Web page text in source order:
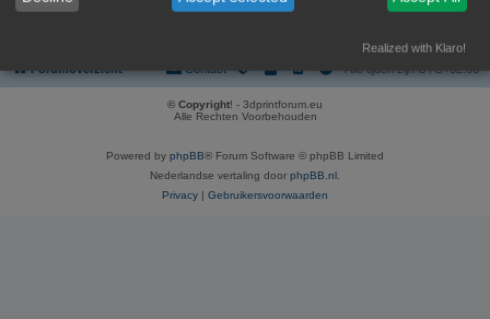
WIE IS ER ONLINE
Forumoverzicht Alle tijden zijnUTC+02:00
Contact
© Copyright! - 3dprintforum.eu
Alle Rechten Voorbehouden
Powered by phpBB® Forum Software © phpBB Limited
Nederlandse vertaling door phpBB.nl.
Privacy | Gebruikersvoorwaarden
Realized with Klaro!